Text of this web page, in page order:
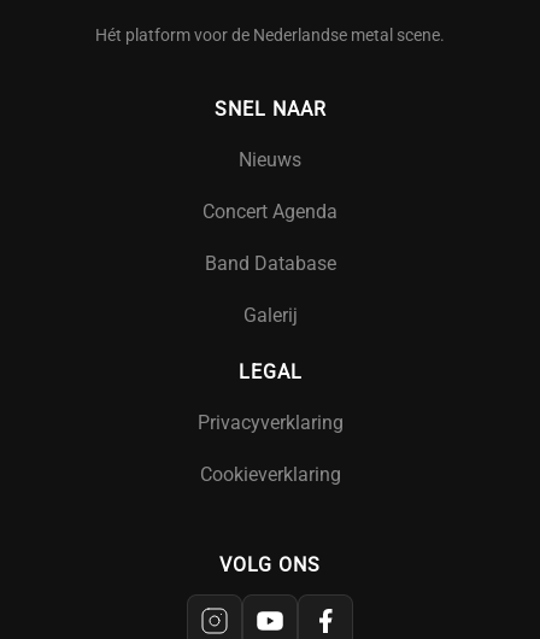
Hét platform voor de Nederlandse metal scene.
SNEL NAAR
Nieuws
Concert Agenda
Band Database
Galerij
LEGAL
Privacyverklaring
Cookieverklaring
VOLG ONS